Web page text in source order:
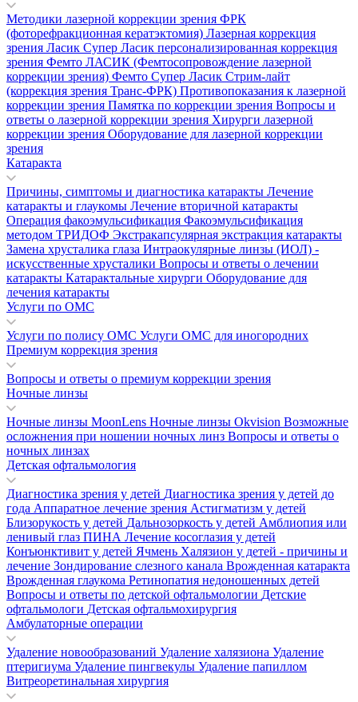
Методики лазерной коррекции зрения ФРК
(фоторефракционная кератэктомия) Лазерная коррекция
зрения Ласик Супер Ласик персонализированная коррекция
зрения Фемто ЛАСИК (Фемтосопровождение лазерной
коррекции зрения) Фемто Супер Ласик Стрим-лайт
(коррекция зрения Транс-ФРК) Противопоказания к лазерной
коррекции зрения Памятка по коррекции зрения Вопросы и
ответы о лазерной коррекции зрения Хирурги лазерной
коррекции зрения Оборудование для лазерной коррекции
зрения
Катаракта
Причины, симптомы и диагностика катаракты Лечение
катаракты и глаукомы Лечение вторичной катаракты
Операция факоэмульсификация Факоэмульсификация
методом ТРИДОФ Экстракапсулярная экстракция катаракты
Замена хрусталика глаза Интраокулярные линзы (ИОЛ) -
искусственные хрусталики Вопросы и ответы о лечении
катаракты Катарактальные хирурги Оборудование для
лечения катаракты
Услуги по ОМС
Услуги по полису ОМС Услуги ОМС для иногородних
Премиум коррекция зрения
Вопросы и ответы о премиум коррекции зрения
Ночные линзы
Ночные линзы MoonLens Ночные линзы Okvision Возможные
осложнения при ношении ночных линз Вопросы и ответы о
ночных линзах
Детская офтальмология
Диагностика зрения у детей Диагностика зрения у детей до
года Аппаратное лечение зрения Астигматизм у детей
Близорукость у детей Дальнозоркость у детей Амблиопия или
ленивый глаз ПИНА Лечение косоглазия у детей
Конъюнктивит у детей Ячмень Халязион у детей - причины и
лечение Зондирование слезного канала Врожденная катаракта
Врожденная глаукома Ретинопатия недоношенных детей
Вопросы и ответы по детской офтальмологии Детские
офтальмологи Детская офтальмохирургия
Амбулаторные операции
Удаление новообразований Удаление халязиона Удаление
птеригиума Удаление пингвекулы Удаление папиллом
Витреоретинальная хирургия